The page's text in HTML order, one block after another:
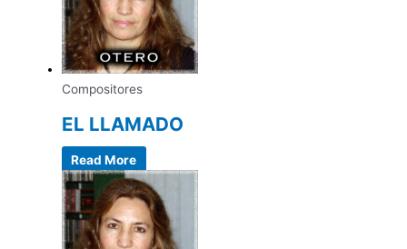
Compositores
EL LLAMADO
Read More